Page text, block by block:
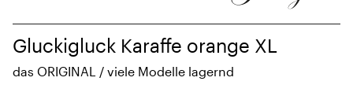
Gluckigluck Karaffe orange XL
das ORIGINAL / viele Modelle lagernd